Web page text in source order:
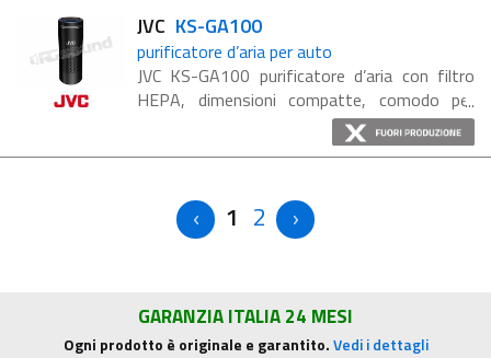
JVC KS-GA100
purificatore d’aria per auto
JVC KS-GA100 purificatore d’aria con filtro
HEPA, dimensioni compatte, comodo per
l'auto. Corpo in alluminio con rivestimento
nero, illuminazione blu. Filtro HEPA
1 2
GARANZIA ITALIA 24 MESI
Ogni prodotto è originale e garantito.Vedi i dettagli